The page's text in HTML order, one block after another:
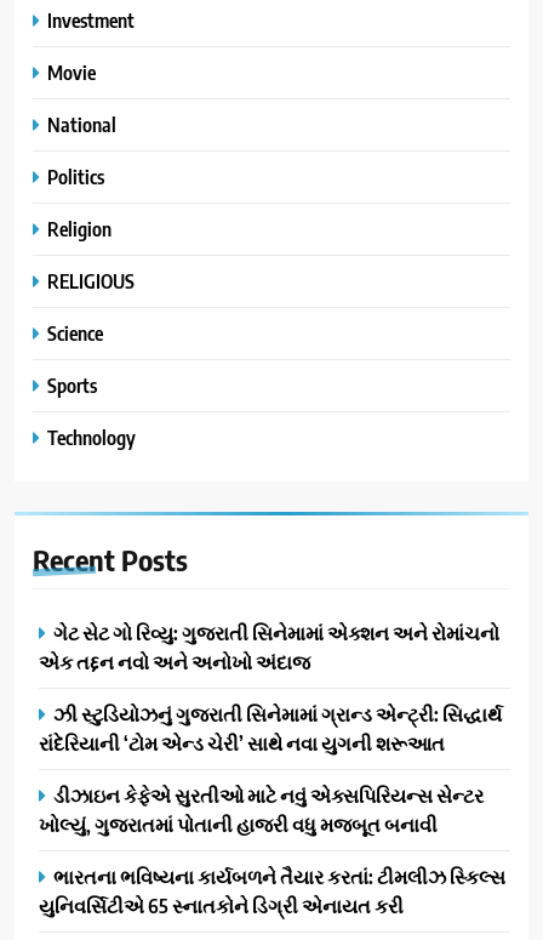
Investment
Movie
National
Politics
Religion
RELIGIOUS
Science
Sports
Technology
Recent Posts
ગેટ સેટ ગો રિવ્યુ: ગુજરાતી સિનેમામાં એક્શન અને રોમાંચનો
એક તદ્દન નવો અને અનોખો અંદાજ
ઝી સ્ટુડિયોઝનું ગુજરાતી સિનેમામાં ગ્રાન્ડ એન્ટ્રી: સિદ્ધાર્થ
રાંદેરિયાની ‘ટોમ એન્ડ ચેરી’ સાથે નવા યુગની શરૂઆત
ડીઝાઇન કેફેએ સુરતીઓ માટે નવું એક્સપિરિયન્સ સેન્ટર
ખોલ્યું, ગુજરાતમાં પોતાની હાજરી વધુ મજબૂત બનાવી
ભારતના ભવિષ્યના કાર્યબળને તૈયાર કરતાં: ટીમલીઝ સ્કિલ્સ
યુનિવર્સિટીએ 65 સ્નાતકોને ડિગ્રી એનાયત કરી